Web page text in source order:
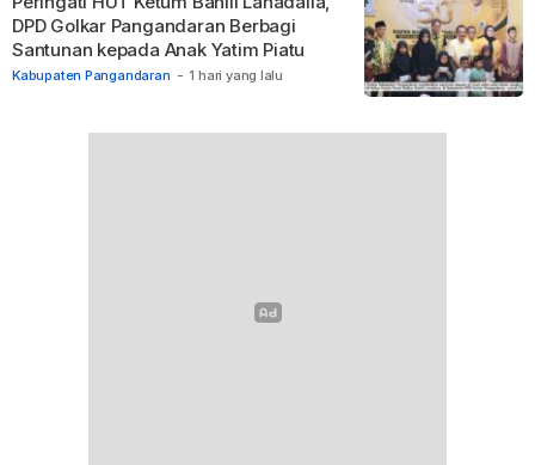
Kabupaten Pangandaran - 1 hari yang lalu
DPD Golkar Pangandaran Berbagi
Santunan kepada Anak Yatim Piatu